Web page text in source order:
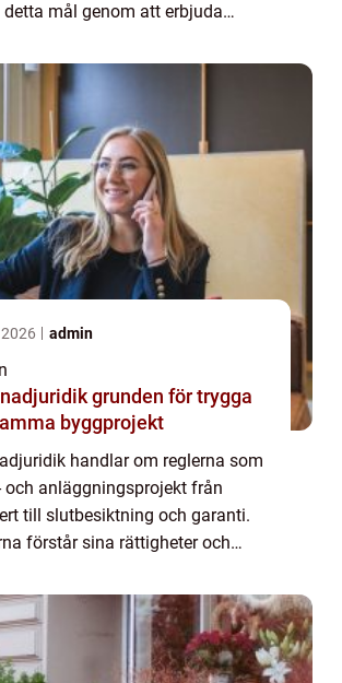
mål genom att erbjuda
admin
grunden för trygga
byggprojekt
handlar om reglerna som
och anläggningsprojekt från
till slutbesiktning och garanti.
förstår sina rättigheter och
och oväntade kostnader. Ty...